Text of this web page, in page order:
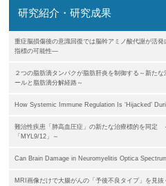
研究紹介・研究成果
重症脳損傷後の意識回復では脳幹アミノ酸代謝が活
指標の可能性―
２つの脂肪滴タンパクが脂肪肝炎を制御する～新た
ールと脂肪滴分解経路～
How Systemic Immune Regulation Is ‘Hijacked’
難治性疾患「肺高血圧症」の新たな治療標的を同定
「MYL9/12」～
Can Brain Damage in Neuromyelitis Optica
MRI画像だけで大腸がんの「予後不良タイプ」を見